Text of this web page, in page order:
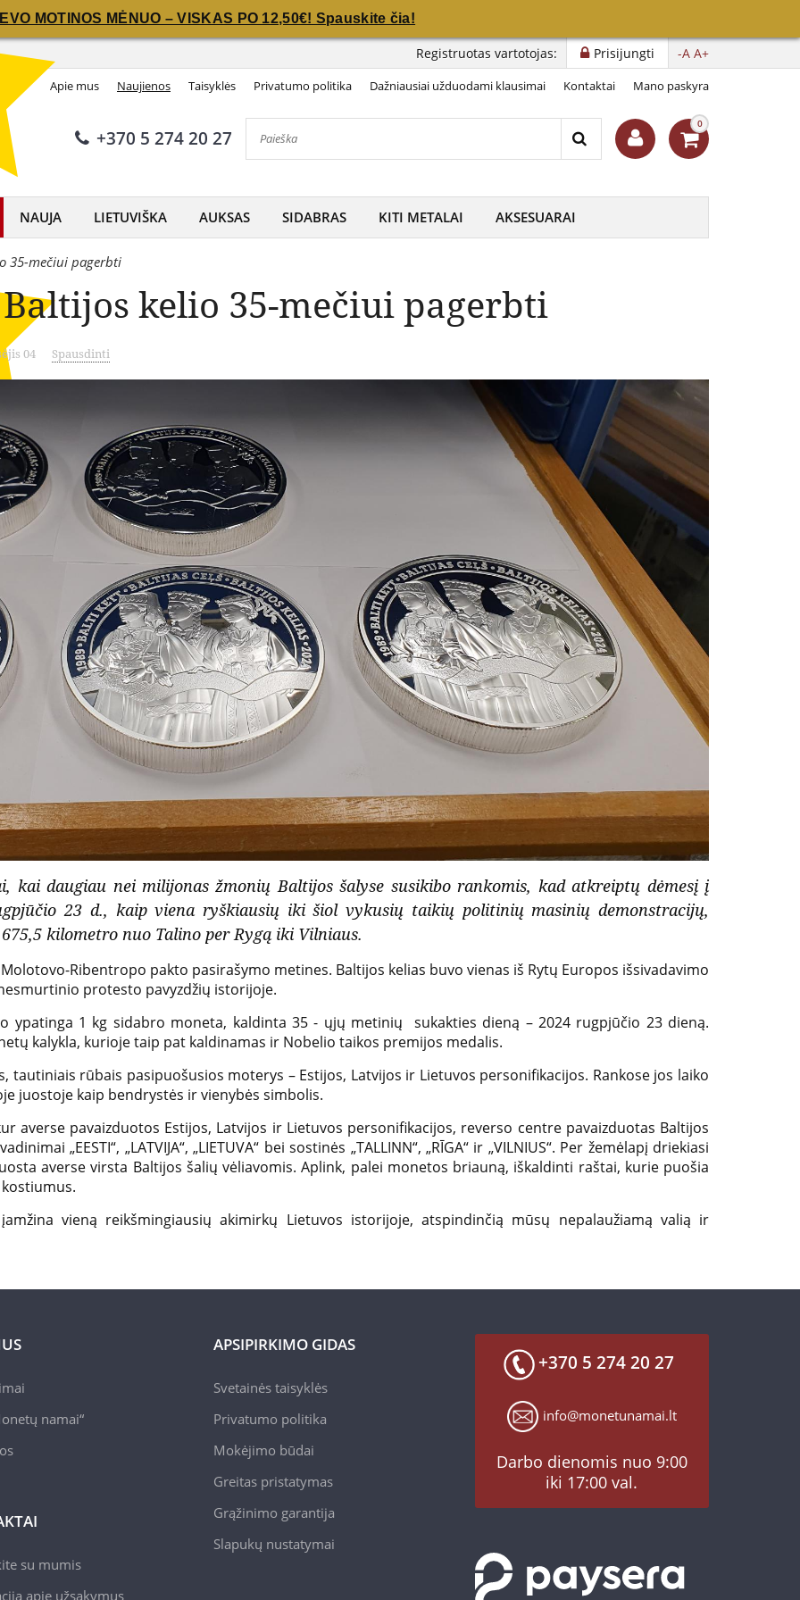
MOTINOS MĖNUO – VISKAS PO 12,50€! Spauskite čia!
-A A+
Prisijungti
Registruotas vartotojas:
Apie mus Naujienos Taisyklės Privatumo politika Dažniausiai užduodami klausimai Kontaktai Mano paskyra
+370 5 274 20 27
0
NAUJA LIETUVIŠKA AUKSAS SIDABRAS KITI METALAI AKSESUARAI
35-mečiui pagerbti
kelio 35-mečiui pagerbti
04 Spausdinti
kai daugiau nei milijonas žmonių Baltijos šalyse susikibo rankomis, kad atkreiptų dėmesį į
23 d., kaip viena ryškiausių iki šiol vykusių taikių politinių masinių demonstracijų,
kilometro nuo Talino per Rygą iki Vilniaus.
Ribentropo pakto pasirašymo metines. Baltijos kelias buvo vienas iš Rytų Europos išsivadavimo
protesto pavyzdžių istorijoje.
ypatinga 1 kg sidabro moneta, kaldinta 35 - ųjų metinių sukakties dieną – 2024 rugpjūčio 23 dieną.
kalykla, kurioje taip pat kaldinamas ir Nobelio taikos premijos medalis.
tautiniais rūbais pasipuošusios moterys – Estijos, Latvijos ir Lietuvos personifikacijos. Rankose jos laiko
juostoje kaip bendrystės ir vienybės simbolis.
averse pavaizduotos Estijos, Latvijos ir Lietuvos personifikacijos, reverso centre pavaizduotas Baltijos
„EESTI“, „LATVIJA“, „LIETUVA“ bei sostinės „TALLINN“, „RĪGA“ ir „VILNIUS“. Per žemėlapį driekiasi
averse virsta Baltijos šalių vėliavomis. Aplink, palei monetos briauną, iškaldinti raštai, kurie puošia
vieną reikšmingiausių akimirkų Lietuvos istorijoje, atspindinčią mūsų nepalaužiamą valią ir
namai“
su mumis
apie užsakymus
APSIPIRKIMO GIDAS
Svetainės taisyklės
Privatumo politika
Mokėjimo būdai
Greitas pristatymas
Grąžinimo garantija
Slapukų nustatymai
+370 5 274 20 27
info@monetunamai.lt
Darbo dienomis nuo 9:00
iki 17:00 val.
MOTINOS MĖNUO – VISKAS PO 12,50€! Spauskite čia!